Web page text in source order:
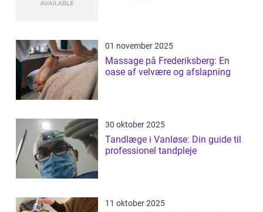
01 november 2025
Massage på Frederiksberg: En
oase af velvære og afslapning
30 oktober 2025
Tandlæge i Vanløse: Din guide til
professionel tandpleje
11 oktober 2025